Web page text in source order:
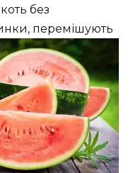
без
перемішують